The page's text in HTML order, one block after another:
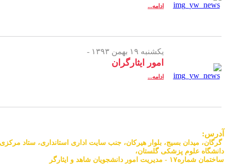
ادامه...
امور ایثارگران
ادامه...
بسیج، بلوار هیرکان، جنب سایت اداری استانداری، ستاد مرکزی
پزشکی گلستان،
شاهد و ایثارگر